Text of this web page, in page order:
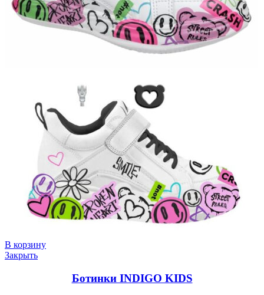
В корзину
Закрыть
Ботинки INDIGO KIDS